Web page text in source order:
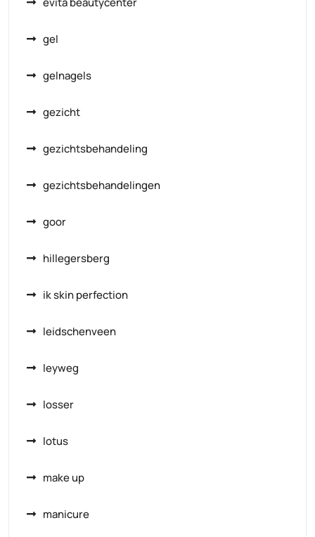
gel
gelnagels
gezicht
gezichtsbehandeling
gezichtsbehandelingen
goor
hillegersberg
ik skin perfection
leidschenveen
leyweg
losser
lotus
make up
manicure